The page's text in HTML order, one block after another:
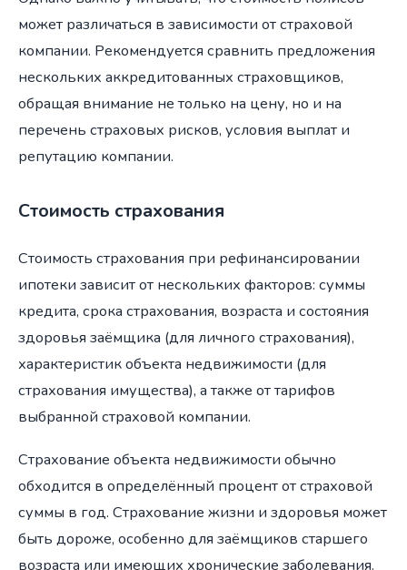
может различаться в зависимости от страховой
компании. Рекомендуется сравнить предложения
нескольких аккредитованных страховщиков,
обращая внимание не только на цену, но и на
перечень страховых рисков, условия выплат и
репутацию компании.
Стоимость страхования
Стоимость страхования при рефинансировании
ипотеки зависит от нескольких факторов: суммы
кредита, срока страхования, возраста и состояния
здоровья заёмщика (для личного страхования),
характеристик объекта недвижимости (для
страхования имущества), а также от тарифов
выбранной страховой компании.
Страхование объекта недвижимости обычно
обходится в определённый процент от страховой
суммы в год. Страхование жизни и здоровья может
быть дороже, особенно для заёмщиков старшего
возраста или имеющих хронические заболевания.